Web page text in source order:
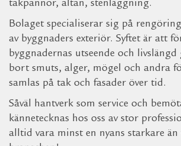
takpannor, altan, stenläggning.
Bolaget specialiserar sig på
av byggnaders exteriör. Syftet är att
byggnadernas utseende och
bort smuts, alger, mögel och andra
samlas på tak och fasader över tid.
Såväl hantverk som service och
kännetecknas hos oss av stor
alltid vara minst en nyans starkare